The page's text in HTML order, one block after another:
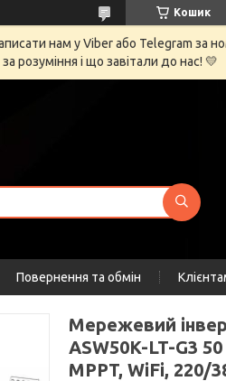
Кошик
нам у Viber або Telegram за
розуміння і що завітали до нас! 💛
Повернення та обмін
Мережевий
ASW50K-LT-G3
MPPT, WiFi, 220/